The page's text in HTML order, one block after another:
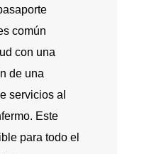
común
con una
de una
servicios al
Este
para todo el